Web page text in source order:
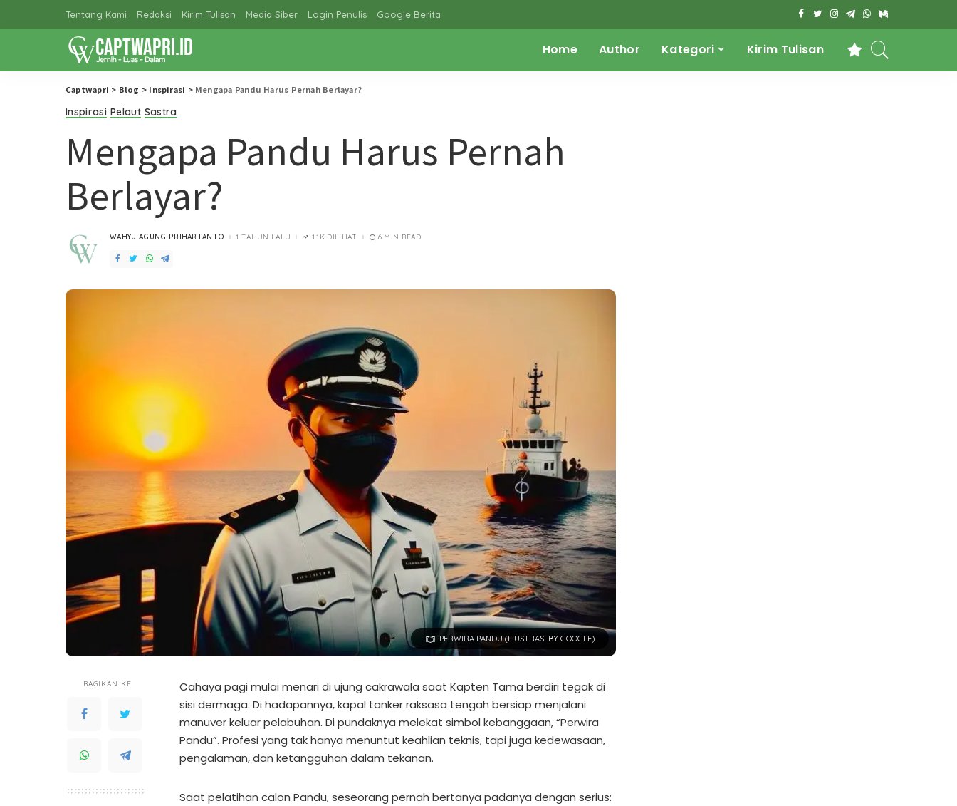
Tentang Kami Redaksi Kirim Tulisan Media Siber Login Penulis Google Berita
Home Author Kategori Kirim Tulisan
Captwapri > Blog > Inspirasi > Mengapa Pandu Harus Pernah Berlayar?
Inspirasi Pelaut Sastra
Mengapa Pandu Harus Pernah
Berlayar?
POSTED
WAHYU AGUNG PRIHARTANTO 1 TAHUN LALU 1.1K DILIHAT 6 MIN READ
PERWIRA PANDU (ILUSTRASI BY GOOGLE)
BAGIKAN KE
Cahaya pagi mulai menari di ujung cakrawala saat Kapten Tama berdiri tegak di
sisi dermaga. Di hadapannya, kapal tanker raksasa tengah bersiap menjalani
manuver keluar pelabuhan. Di pundaknya melekat simbol kebanggaan, “Perwira
Pandu”. Profesi yang tak hanya menuntut keahlian teknis, tapi juga kedewasaan,
pengalaman, dan ketangguhan dalam tekanan.
Saat pelatihan calon Pandu, seseorang pernah bertanya padanya dengan serius: